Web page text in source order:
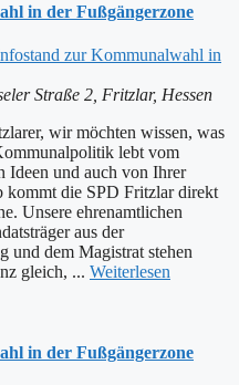
in der Fußgängerzone
zur Kommunalwahl in
Straße 2, Fritzlar, Hessen
wir möchten wissen, was
lebt vom
Ideen und auch von Ihrer
die SPD Fritzlar direkt
Unsere ehrenamtlichen
aus der
und dem Magistrat stehen
gleich, ... Weiterlesen
in der Fußgängerzone